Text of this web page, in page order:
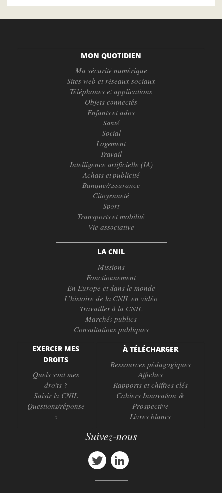
MON QUOTIDIEN
Ma sécurité numérique
Sites web et réseaux sociaux
Téléphones et applications
Objets connectés
Enfants et ados
Santé
Social
Logement
Travail
Intelligence artificielle (IA)
Achats et publicité
Banque/Assurance
Citoyenneté
Sport
Transports et mobilité
Vie associative
LA CNIL
Missions
Fonctionnement
En Europe et dans le monde
L’histoire de la CNIL en vidéo
Travailler à la CNIL
Marchés publics
Consultations publiques
EXERCER MES
DROITS
Quels sont mes
droits ?
Saisir la CNIL
Questions/réponse
s
À TÉLÉCHARGER
Ressources pédagogiques
Affiches
Rapports et chiffres clés
Cahiers Innovation &
Prospective
Livres blancs
Suivez-nous